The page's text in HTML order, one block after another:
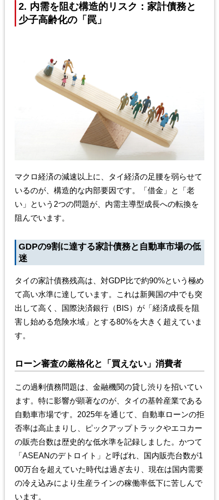
2. 内需を阻む構造的リスク：家計債務と
少子高齢化の「罠」
マクロ経済の減速以上に、タイ経済の足腰を弱らせて
いるのが、構造的な内部要因です。「借金」と「老
い」という2つの問題が、内需主導型成長への転換を
阻んでいます。
GDPの9割に達する家計債務と自動車市場の低
迷
タイの家計債務残高は、対GDP比で約90%という極め
て高い水準に達しています。これは新興国の中でも突
出して高く、国際決済銀行（BIS）が「経済成長を阻
害し始める危険水域」とする80%を大きく超えていま
す。
ローン審査の厳格化と「買えない」消費者
この過剰債務問題は、金融機関の貸し渋りを招いてい
ます。特に影響が顕著なのが、タイの基幹産業である
自動車市場です。2025年を通じて、自動車ローンの拒
否率は高止まりし、ピックアップトラックやエコカー
の販売台数は歴史的な低水準を記録しました。かつて
「ASEANのデトロイト」と呼ばれ、国内販売台数が1
00万台を超えていた時代は過ぎ去り、現在は国内需要
の冷え込みにより生産ラインの稼働率低下に苦しんで
います。